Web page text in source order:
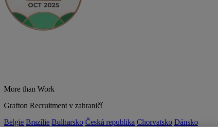
More than Work
Grafton Recruitment v zahraničí
Belgie Brazílie Bulharsko Česká republika Chorvatsko Dánsko